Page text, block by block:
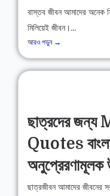
বাস্তব জীবন আমাদের অনেক
মিলিয়েই জীবন।...
আরও পড়ুন →
ছাত্রদের
Quotes
অনুপ্রেরণামূলক
ছাত্রজীবন আমাদের জীবনের